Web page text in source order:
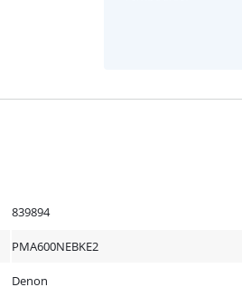
839894
PMA600NEBKE2
Denon